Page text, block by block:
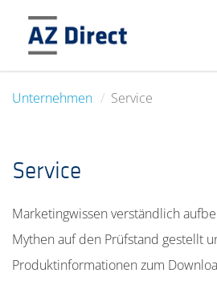
Unternehmen Service
Service
Marketingwissen verständlich
Mythen auf den Prüfstand gestellt
Produktinformationen zum